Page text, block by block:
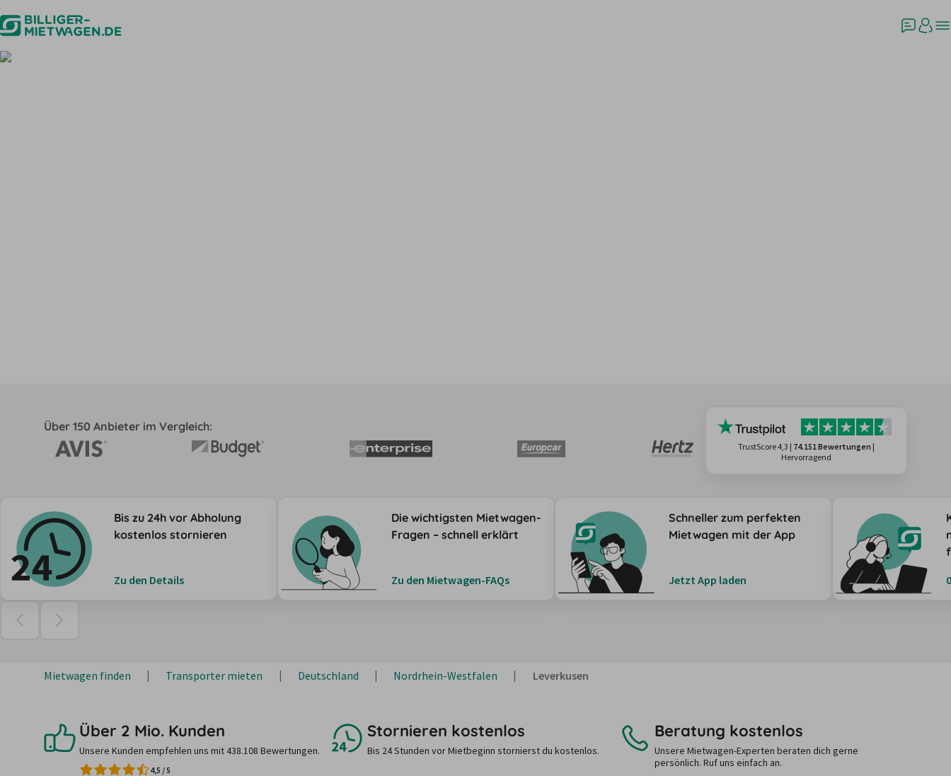
Über 150 Anbieter im Vergleich:
TrustScore 4,3 | 74.151 Bewertungen |
Hervorragend
Bis zu 24h vor Abholung
kostenlos stornieren
Zu den Details
Die wichtigsten Mietwagen-
Fragen – schnell erklärt
Zu den Mietwagen-FAQs
Schneller zum perfekten
Mietwagen mit der App
Jetzt App laden
Mietwagen finden Transporter mieten Deutschland Nordrhein-Westfalen Leverkusen
Über 2 Mio. Kunden
Unsere Kunden empfehlen uns mit 438.108 Bewertungen.
4,5 /5
Stornieren kostenlos
Bis 24 Stunden vor Mietbeginn stornierst du kostenlos.
Beratung kostenlos
Unsere Mietwagen-Experten beraten dich gerne
persönlich. Ruf uns einfach an.